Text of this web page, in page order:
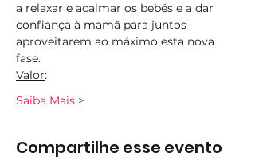
a relaxar e acalmar os bebés e a dar
confiança à mamã para juntos
aproveitarem ao máximo esta nova
fase.
Valor:
Saiba Mais >
Compartilhe esse evento